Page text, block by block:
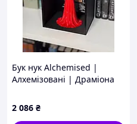
Бук нук Alchemised |
Алхемізовані | Драміона
2 086 ₴